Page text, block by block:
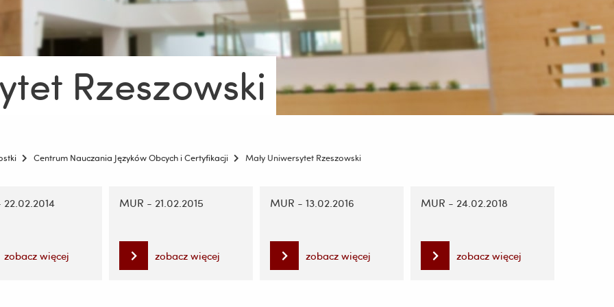
Rzeszowski
Centrum Nauczania Języków Obcych i Certyfikacji Mały Uniwersytet Rzeszowski
zobacz więcej
MUR - 21.02.2015
zobacz więcej
MUR - 13.02.2016
zobacz więcej
MUR - 24.02.2018
zobacz więcej